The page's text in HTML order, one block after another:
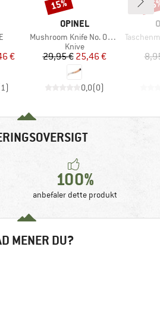
pris
€
1)
MÆRKE
OPINEL
Artikel
Mushroom Knife No. 08 with Brush & Blister Pack
Produktgruppe
Knive
Pris
29,95 €Nedsat pris
25,46 €
0,0(0)
15%
Artikel
100%
anbefaler dette produkt
MENER DU?